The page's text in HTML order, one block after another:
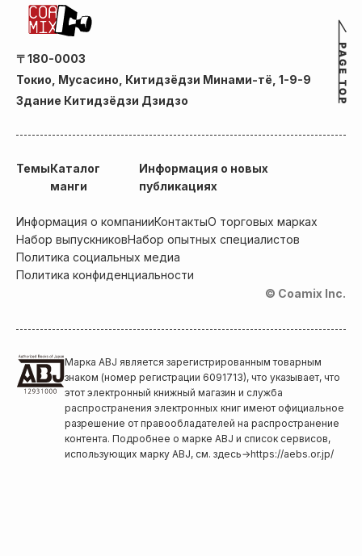
〒180-0003
Токио, Мусасино, Китидзёдзи Минами-тё, 1-9-9
Здание Китидзёдзи Дзидзо
ТемыКаталог
манги
Информация о новых
публикациях
Информация о компанииКонтактыО торговых марках
Набор выпускниковНабор опытных специалистов
Политика социальных медиа
Политика конфиденциальности
© Coamix Inc.
Марка ABJ является зарегистрированным товарным
знаком (номер регистрации 6091713), что указывает, что
этот электронный книжный магазин и служба
распространения электронных книг имеют официальное
разрешение от правообладателей на распространение
контента. Подробнее о марке ABJ и список сервисов,
использующих марку ABJ, см. здесь→https://aebs.or.jp/